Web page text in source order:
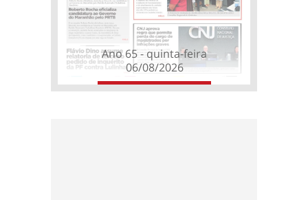
Ano 65 - quinta-feira
06/08/2026